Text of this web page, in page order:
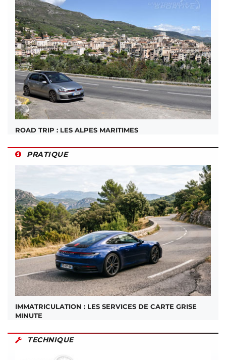
ROAD TRIP : LES ALPES MARITIMES
PRATIQUE
IMMATRICULATION : LES SERVICES DE CARTE GRISE
MINUTE
TECHNIQUE